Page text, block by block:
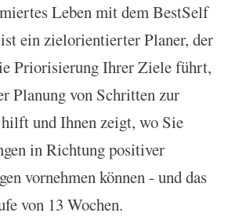
Leben mit dem BestSelf
ein zielorientierter Planer, der
Priorisierung Ihrer Ziele führt,
Planung von Schritten zur
und Ihnen zeigt, wo Sie
in Richtung positiver
vornehmen können - und das
von 13 Wochen.